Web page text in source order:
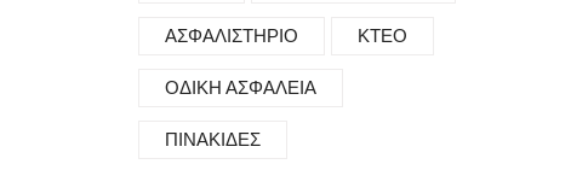
ΑΣΦΑΛΙΣΤΗΡΙΟ ΚΤΕΟ
ΟΔΙΚΗ ΑΣΦΑΛΕΙΑ
ΠΙΝΑΚΙΔΕΣ